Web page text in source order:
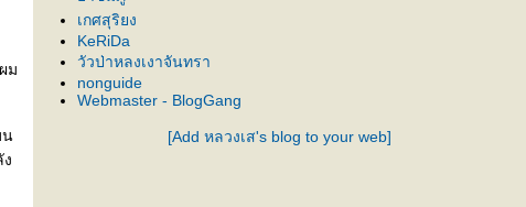
ม
น
เกศสุริยง
KeRiDa
วัวป่าหลงเงาจันทรา
nonguide
Webmaster - BlogGang
[Add หลวงเส's blog to your web]